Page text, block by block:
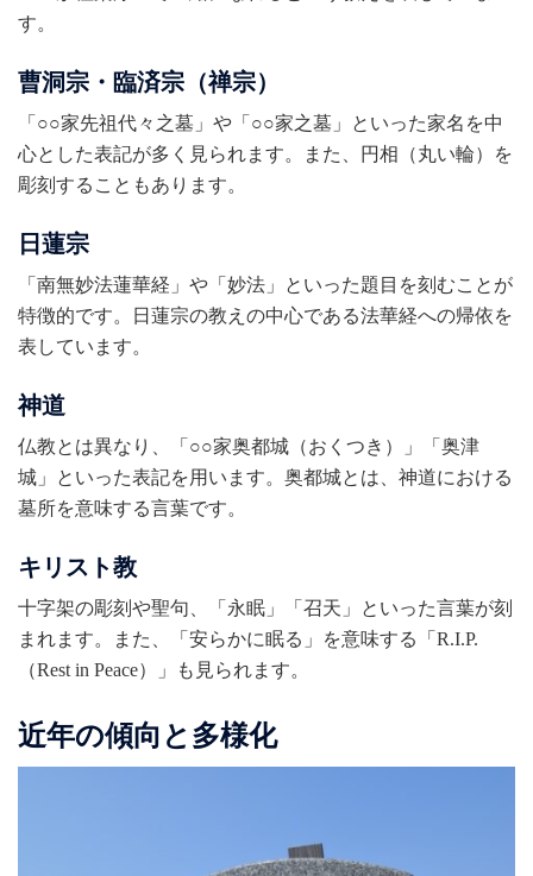
す。
曹洞宗・臨済宗（禅宗）
「○○家先祖代々之墓」や「○○家之墓」といった家名を中
心とした表記が多く見られます。また、円相（丸い輪）を
彫刻することもあります。
日蓮宗
「南無妙法蓮華経」や「妙法」といった題目を刻むことが
特徴的です。日蓮宗の教えの中心である法華経への帰依を
表しています。
神道
仏教とは異なり、「○○家奥都城（おくつき）」「奥津
城」といった表記を用います。奥都城とは、神道における
墓所を意味する言葉です。
キリスト教
十字架の彫刻や聖句、「永眠」「召天」といった言葉が刻
まれます。また、「安らかに眠る」を意味する「 R.I.P.
（Rest in Peace）」も見られます。
近年の傾向と多様化